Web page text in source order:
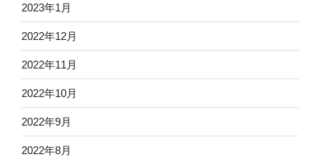
2023年1月
2022年12月
2022年11月
2022年10月
2022年9月
2022年8月